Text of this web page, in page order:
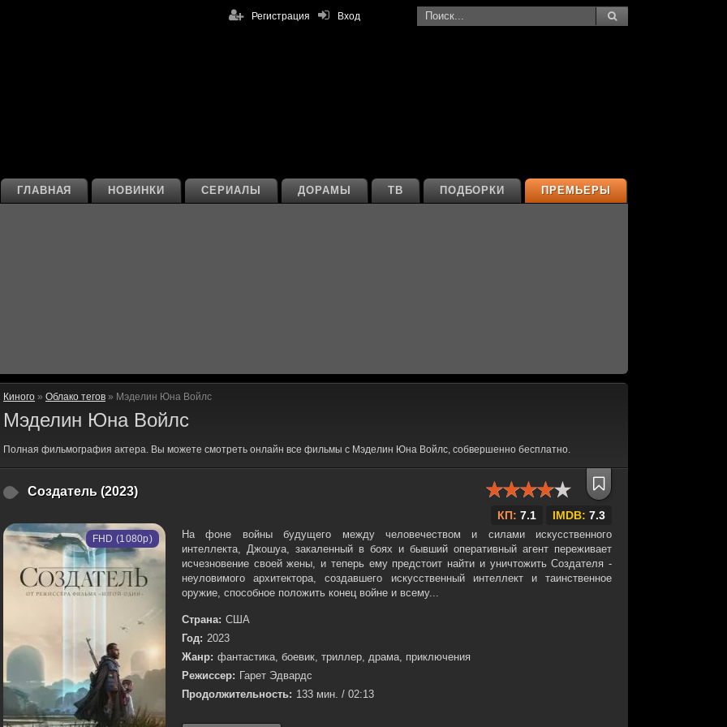
Вход
Регистрация
ПРЕМЬЕРЫ
ПОДБОРКИ
ТВ
ДОРАМЫ
СЕРИАЛЫ
НОВИНКИ
ГЛАВНАЯ
Киного » Облако тегов » Мэделин Юна Войлс
Мэделин Юна Войлс
Полная фильмография актера. Вы можете смотреть онлайн все фильмы с Мэделин Юна Войлс, собвершенно бесплатно.
Создатель (2023)
КП: 7.1 IMDB: 7.3
FHD (1080p)
На фоне войны будущего между человечеством и силами искусственного
интеллекта, Джошуа, закаленный в боях и бывший оперативный агент переживает
исчезновение своей жены, и теперь ему предстоит найти и уничтожить Создателя -
неуловимого архитектора, создавшего искусственный интеллект и таинственное
оружие, способное положить конец войне и всему...
Страна: США
Год: 2023
Жанр: фантастика, боевик, триллер, драма, приключения
Режиссер: Гарет Эдвардс
Продолжительность: 133 мин. / 02:13